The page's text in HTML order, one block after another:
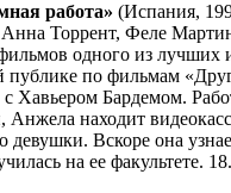
работа» (Испания,
Торрент, Феле
одного из лучших
публике по фильмам
с Хавьером Бардемом.
Анжела находит
девушки. Вскоре она
на ее факультете.